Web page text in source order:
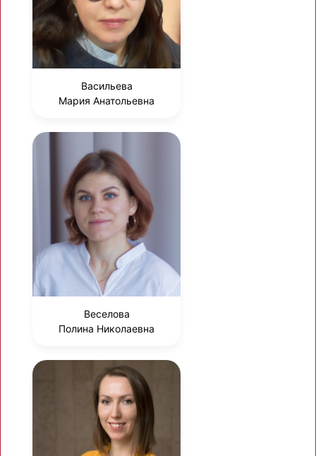
Васильева
Мария Анатольевна
Веселова
Полина Николаевна